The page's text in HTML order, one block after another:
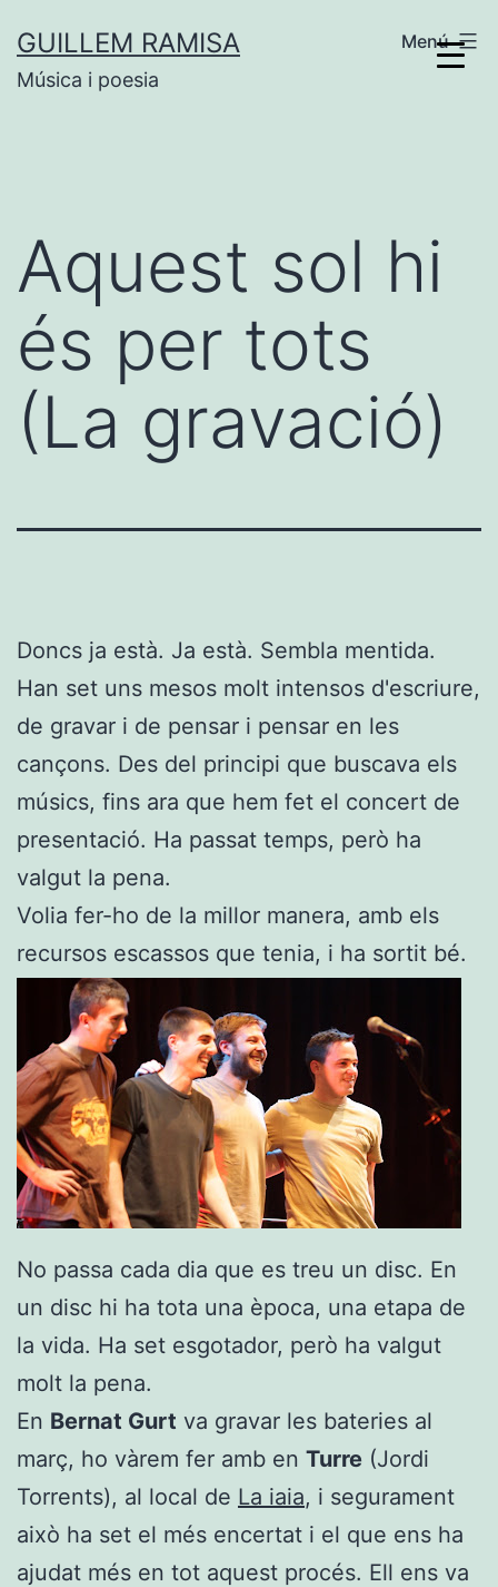
contingut
GUILLEM RAMISA
Música i poesia
Menú
Aquest sol hi
és per tots
(La gravació)
Doncs ja està. Ja està. Sembla mentida.
Han set uns mesos molt intensos d'escriure,
de gravar i de pensar i pensar en les
cançons. Des del principi que buscava els
músics, fins ara que hem fet el concert de
presentació. Ha passat temps, però ha
valgut la pena.
Volia fer-ho de la millor manera, amb els
recursos escassos que tenia, i ha sortit bé.
No passa cada dia que es treu un disc. En
un disc hi ha tota una època, una etapa de
la vida. Ha set esgotador, però ha valgut
molt la pena.
En Bernat Gurt va gravar les bateries al
març, ho vàrem fer amb en Turre (Jordi
Torrents), al local de La iaia, i segurament
això ha set el més encertat i el que ens ha
ajudat més en tot aquest procés. Ell ens va